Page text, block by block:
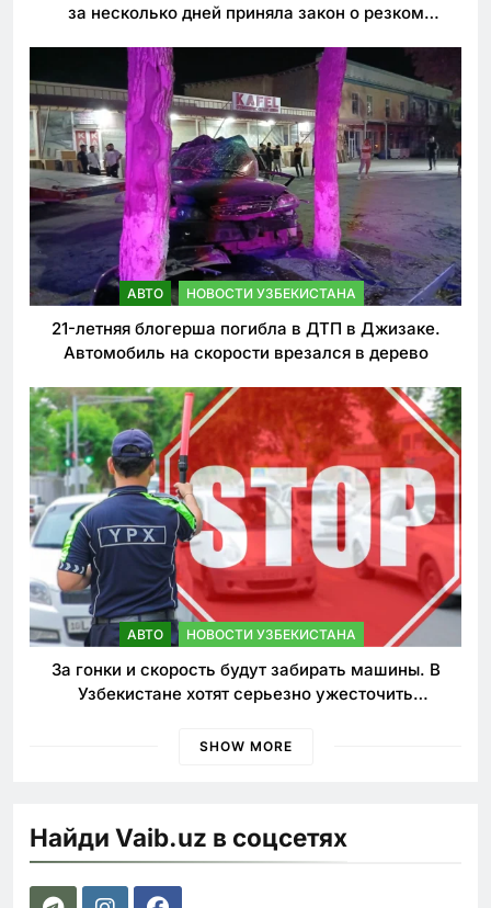
за несколько дней приняла закон о резком
АВТО НОВОСТИ УЗБЕКИСТАНА
21-летняя блогерша погибла в ДТП в Джизаке.
Автомобиль на скорости врезался в дерево
АВТО НОВОСТИ УЗБЕКИСТАНА
За гонки и скорость будут забирать машины. В
Узбекистане хотят серьезно ужесточить
SHOW MORE
Найди Vaib.uz в соцсетях